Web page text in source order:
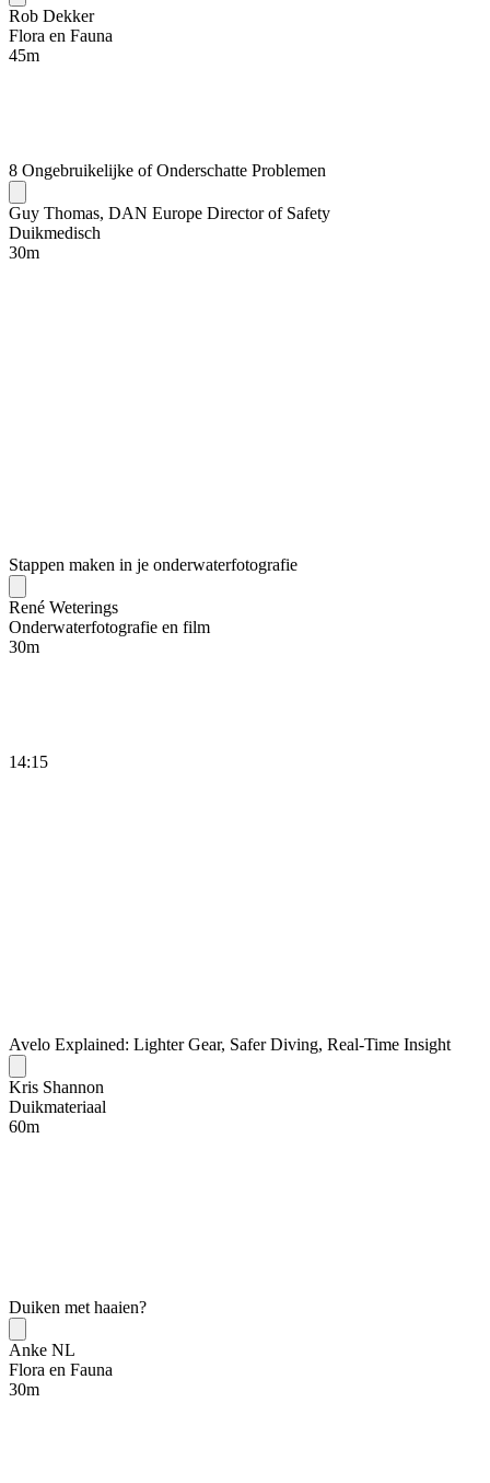
Rob Dekker
Flora en Fauna
45m
8 Ongebruikelijke of Onderschatte Problemen
Guy Thomas, DAN Europe Director of Safety
Duikmedisch
30m
Stappen maken in je onderwaterfotografie
René Weterings
Onderwaterfotografie en film
30m
14:15
Avelo Explained: Lighter Gear, Safer Diving, Real-Time Insight
Kris Shannon
Duikmateriaal
60m
Duiken met haaien?
Anke NL
Flora en Fauna
30m